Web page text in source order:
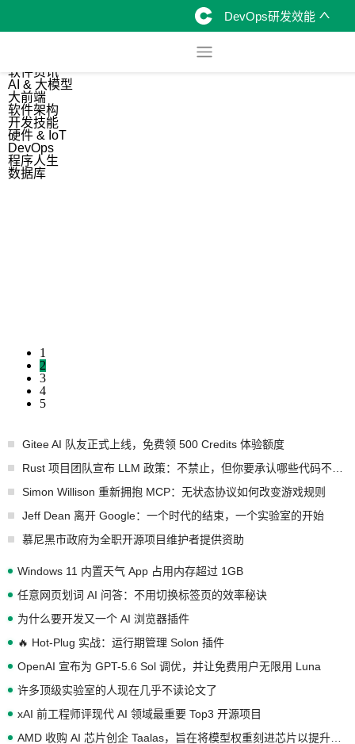
DevOps研发效能
软件资讯
AI & 大模型
大前端
软件架构
开发技能
硬件 & IoT
DevOps
程序人生
数据库
1
2
3
4
5
Gitee AI 队友正式上线，免费领 500 Credits 体验额度
Simon Willison 重新拥抱 MCP：无状态协议如何改变游戏规则
Jeff Dean 离开 Google：一个时代的结束，一个实验室的开始
慕尼黑市政府为全职开源项目维护者提供资助
Windows 11 内置天气 App 占用内存超过 1GB
任意网页划词 AI 问答：不用切换标签页的效率秘诀
为什么要开发又一个 AI 浏览器插件
🔥 Hot-Plug 实战：运行期管理 Solon 插件
OpenAI 宣布为 GPT-5.6 Sol 调优，并让免费用户无限用 Luna
许多顶级实验室的人现在几乎不读论文了
xAI 前工程师评现代 AI 领域最重要 Top3 开源项目